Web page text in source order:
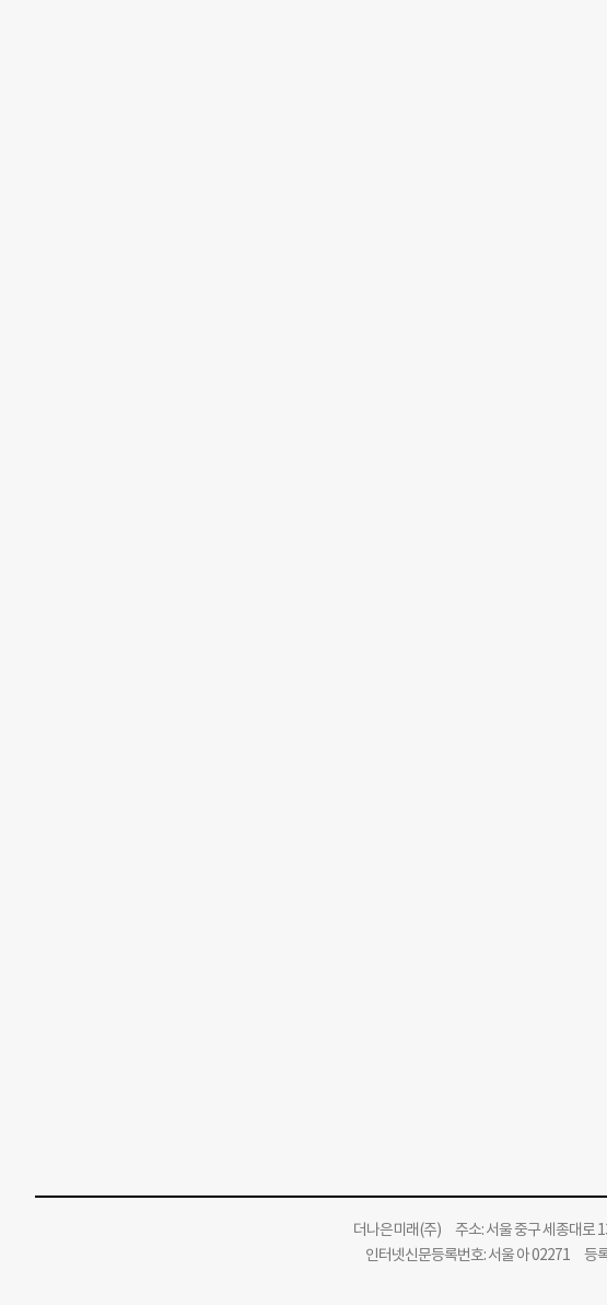
더나은미래(주)주소: 서울 중구 세종대로
인터넷신문등록번호: 서울 아 02271 등